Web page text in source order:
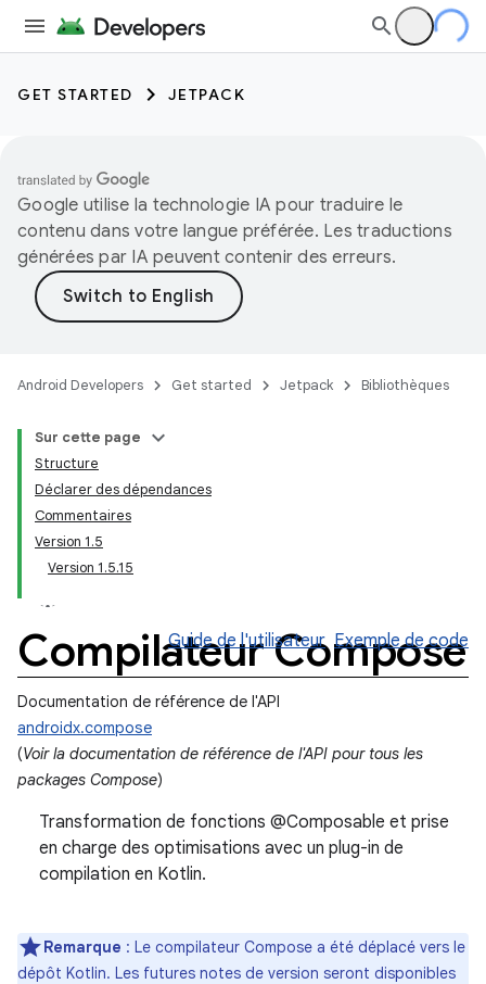
GET STARTED JETPACK
Google utilise la technologie IA pour traduire le
contenu dans votre langue préférée. Les traductions
générées par IA peuvent contenir des erreurs.
Android Developers Get started Jetpack Bibliothèques
Sur cette page
Structure
Déclarer des dépendances
Commentaires
Version 1.5
Version 1.5.15
Compilateur Compose
Guide de l'utilisateur Exemple de code
Documentation de référence de l'API
androidx.compose
(Voir la documentation de référence de l'API pour tous les
packages Compose)
Transformation de fonctions @Composable et prise
en charge des optimisations avec un plug-in de
compilation en Kotlin.
Remarque : Le compilateur Compose a été déplacé vers le
dépôt Kotlin. Les futures notes de version seront disponibles